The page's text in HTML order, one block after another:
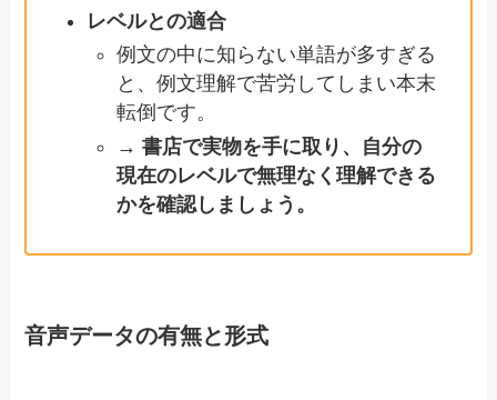
レベルとの適合
例文の中に知らない単語が多すぎる
と、例文理解で苦労してしまい本末
転倒です。
→ 書店で実物を手に取り、自分の
現在のレベルで無理なく理解できる
かを確認しましょう。
音声データの有無と形式